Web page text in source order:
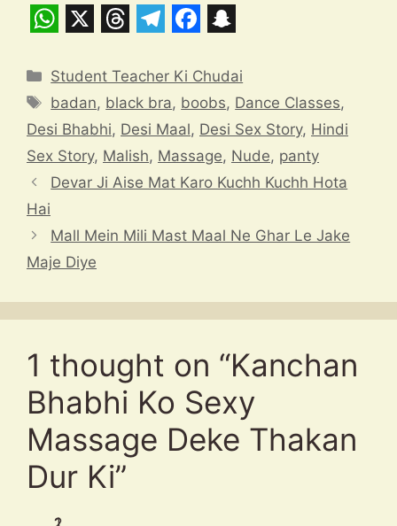
h
a
t
s
A
p
p
h
r
e
a
d
e
l
e
g
r
m
a
c
e
b
o
k
n
a
p
c
h
t
Categories
Student Teacher Ki Chudai
Tags
badan, black bra, boobs, Dance Classes,
Desi Bhabhi, Desi Maal, Desi Sex Story, Hindi
Sex Story, Malish, Massage, Nude, panty
Devar Ji Aise Mat Karo Kuchh Kuchh Hota
Hai
Mall Mein Mili Mast Maal Ne Ghar Le Jake
Maje Diye
1 thought on “Kanchan
Bhabhi Ko Sexy
Massage Deke Thakan
Dur Ki”